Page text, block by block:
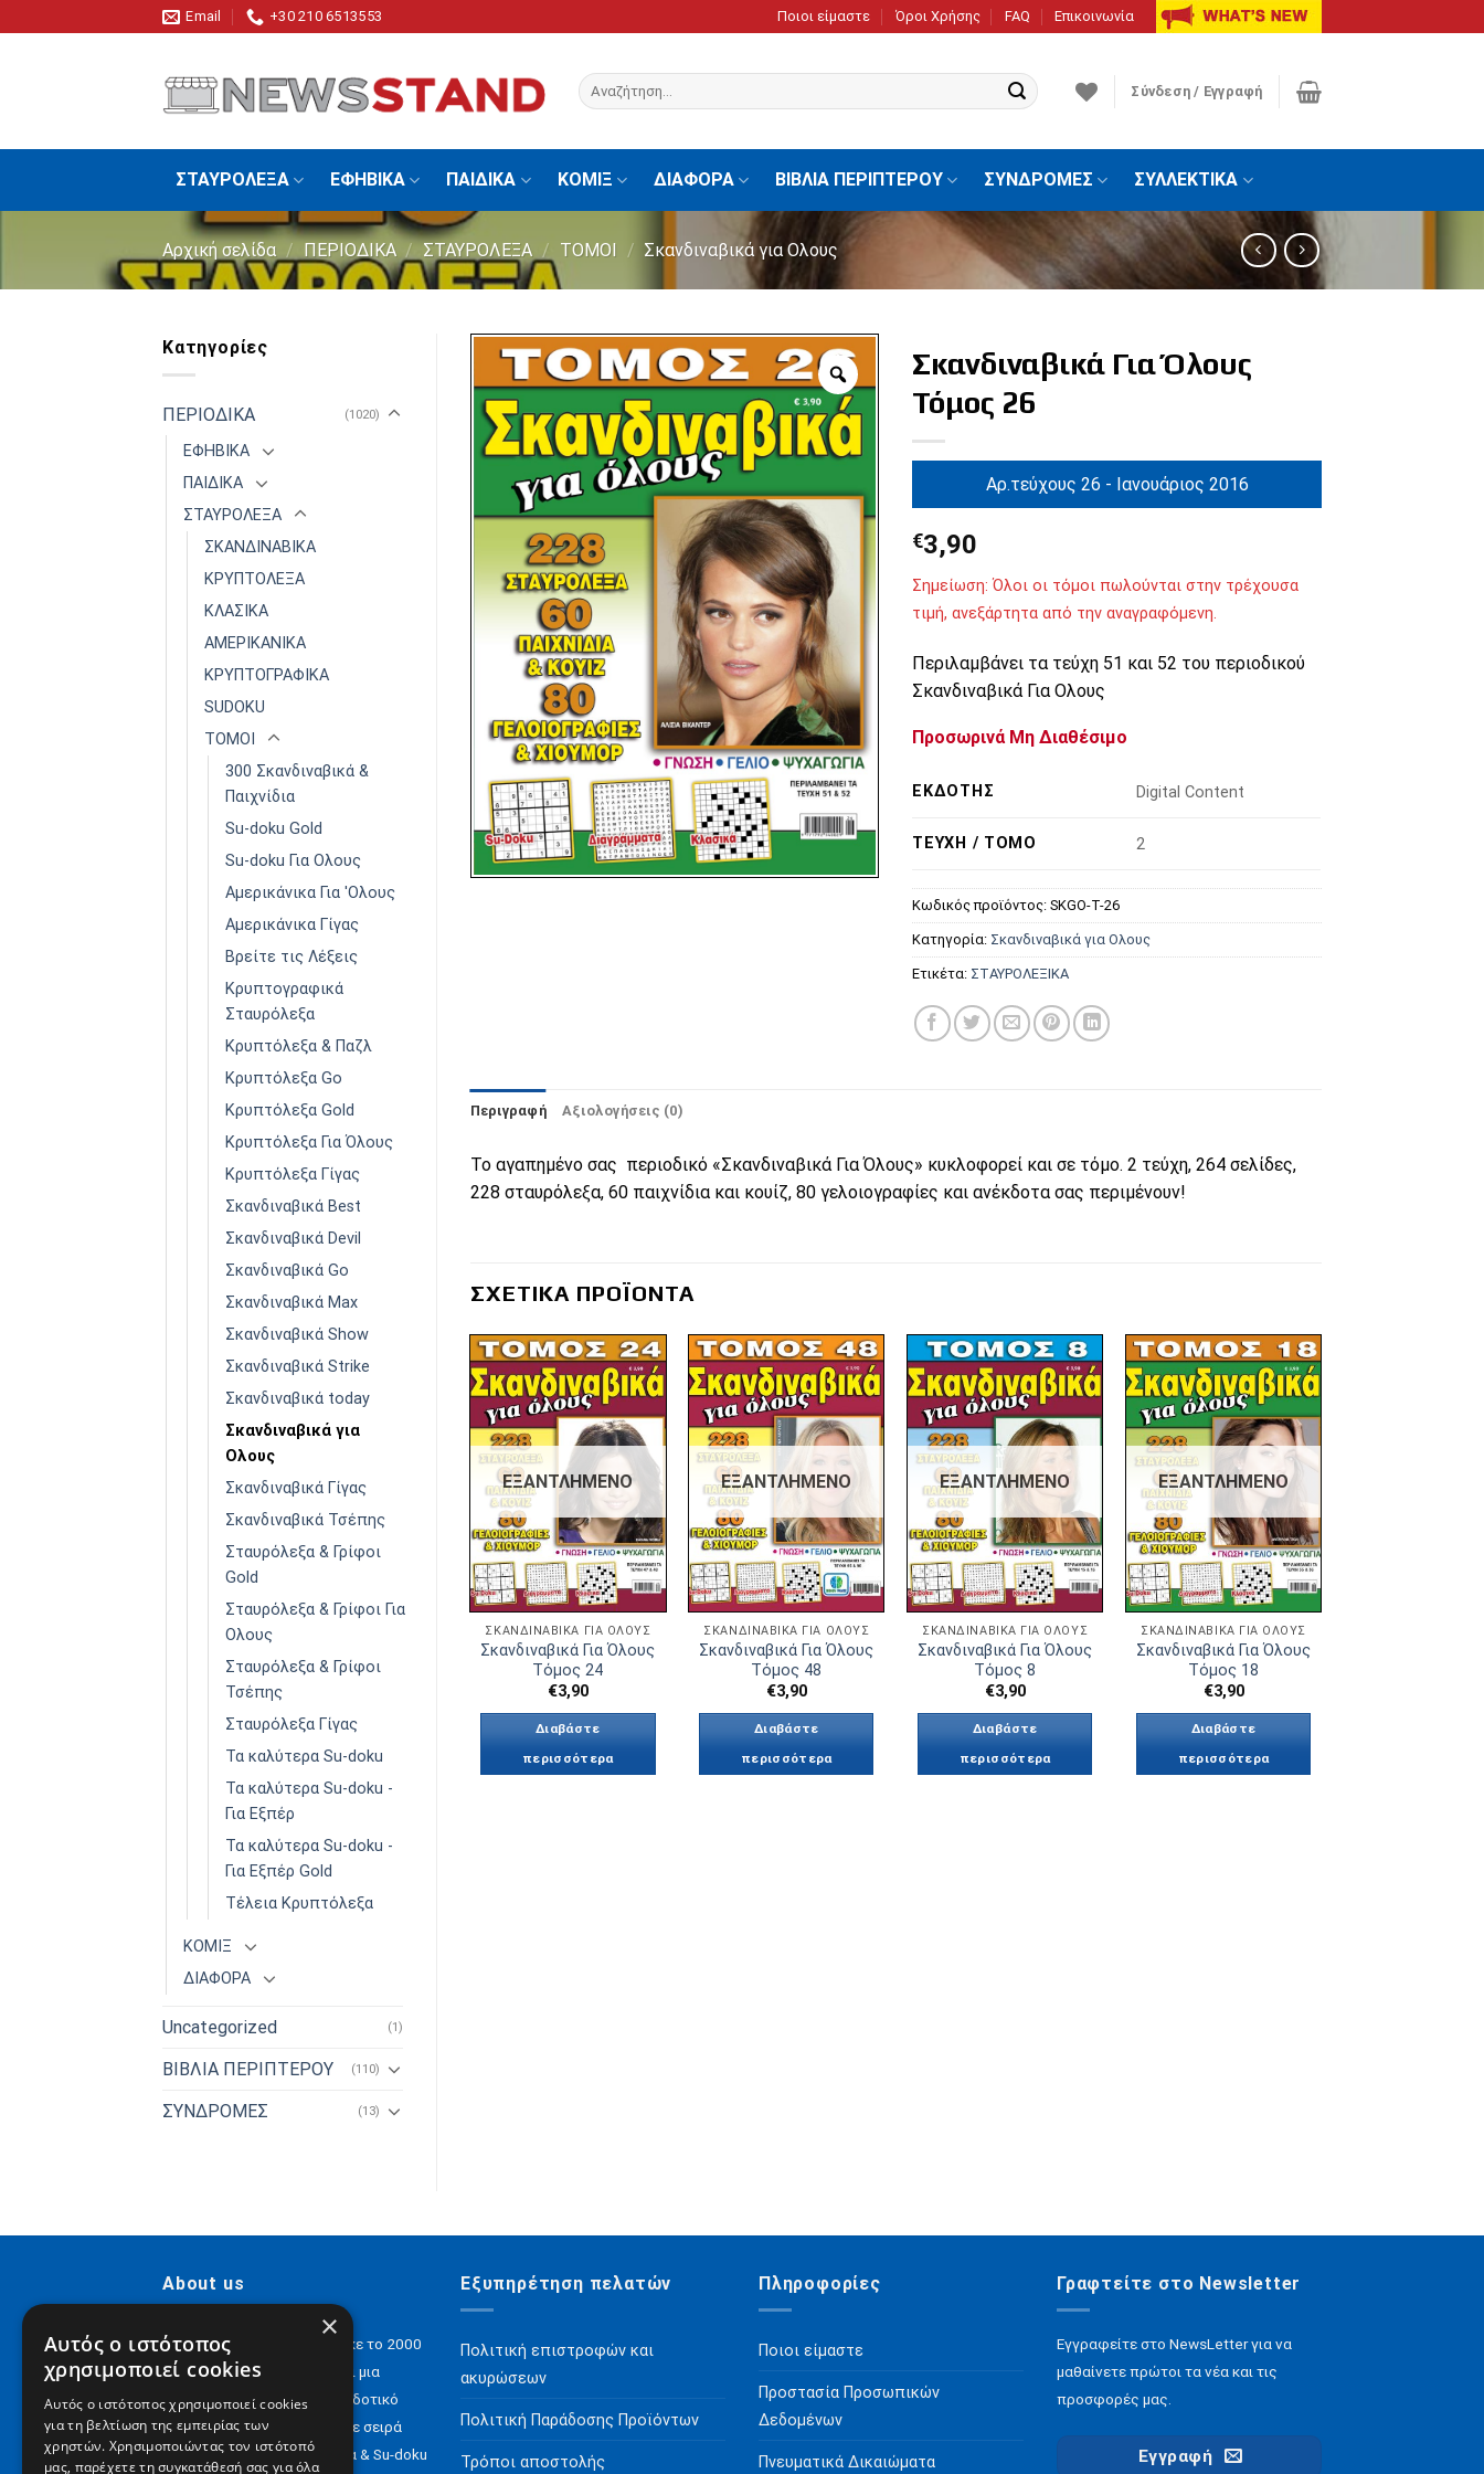
to
Email +30 210 6513553 Ποιοι είμαστε Όροι Χρήσης FAQ Επικοινωνία
Αναζήτηση
για:
Σύνδεση / Εγγραφή
ΣΤΑΥΡΟΛΕΞΑ ΕΦΗΒΙΚΑ ΠΑΙΔΙΚΑ ΚΟΜΙΞ ΔΙΑΦΟΡΑ ΒΙΒΛΙΑ ΠΕΡΙΠΤΕΡΟΥ ΣΥΝΔΡΟΜΕΣ ΣΥΛΛΕΚΤΙΚΑ
Αρχική σελίδα / ΠΕΡΙΟΔΙΚΑ / ΣΤΑΥΡΟΛΕΞΑ / ΤΟΜΟΙ / Σκανδιναβικά για Ολους
Κατηγορίες
ΠΕΡΙΟΔΙΚΑ (1020)
ΕΦΗΒΙΚΑ
ΠΑΙΔΙΚΑ
ΣΤΑΥΡΟΛΕΞΑ
ΣΚΑΝΔΙΝΑΒΙΚΑ
ΚΡΥΠΤΟΛΕΞΑ
ΚΛΑΣΙΚΑ
ΑΜΕΡΙΚΑΝΙΚΑ
ΚΡΥΠΤΟΓΡΑΦΙΚΑ
SUDOKU
ΤΟΜΟΙ
300 Σκανδιναβικά &
Παιχνίδια
Su-doku Gold
Su-doku Για Ολους
Αμερικάνικα Για 'Ολους
Αμερικάνικα Γίγας
Βρείτε τις Λέξεις
Κρυπτογραφικά
Σταυρόλεξα
Κρυπτόλεξα & Παζλ
Κρυπτόλεξα Go
Κρυπτόλεξα Gold
Κρυπτόλεξα Για Όλους
Κρυπτόλεξα Γίγας
Σκανδιναβικά Best
Σκανδιναβικά Devil
Σκανδιναβικά Go
Σκανδιναβικά Max
Σκανδιναβικά Show
Σκανδιναβικά Strike
Σκανδιναβικά today
Σκανδιναβικά για
Ολους
Σκανδιναβικά Γίγας
Σκανδιναβικά Τσέπης
Σταυρόλεξα & Γρίφοι
Gold
Σταυρόλεξα & Γρίφοι Για
Ολους
Σταυρόλεξα & Γρίφοι
Τσέπης
Σταυρόλεξα Γίγας
Τα καλύτερα Su-doku
Τα καλύτερα Su-doku -
Για Εξπέρ
Τα καλύτερα Su-doku -
Για Εξπέρ Gold
Τέλεια Κρυπτόλεξα
ΚΟΜΙΞ
ΔΙΑΦΟΡΑ
Uncategorized (1)
ΒΙΒΛΙΑ ΠΕΡΙΠΤΕΡΟΥ (110)
ΣΥΝΔΡΟΜΕΣ (13)
Σκανδιναβικά Για Όλους
Τόμος 26
Αρ.τεύχους 26 - Ιανουάριος 2016
€3,90
Σημείωση: Όλοι οι τόμοι πωλούνται στην τρέχουσα
τιμή, ανεξάρτητα από την αναγραφόμενη.
Περιλαμβάνει τα τεύχη 51 και 52 του περιοδικού
Σκανδιναβικά Για Ολους
Προσωρινά Μη Διαθέσιμο
ΕΚΔΌΤΗΣ Digital Content
ΤΕΎΧΗ / ΤΌΜΟ 2
Κωδικός προϊόντος:SKGO-T-26
Κατηγορία: Σκανδιναβικά για Ολους
Ετικέτα: ΣΤΑΥΡΟΛΕΞΙΚΑ
Περιγραφή Αξιολογήσεις (0)
Το αγαπημένο σας περιοδικό «Σκανδιναβικά Για Όλους» κυκλοφορεί και σε τόμο. 2 τεύχη, 264 σελίδες,
228 σταυρόλεξα, 60 παιχνίδια και κουίζ, 80 γελοιογραφίες και ανέκδοτα σας περιμένουν!
ΣΧΕΤΙΚΆ ΠΡΟΪΌΝΤΑ
Πρόσθήκη
στην λίστα
επιθυμιών
ΕΞΑΝΤΛΗΜΈΝΟ
ΣΚΑΝΔΙΝΑΒΙΚΆ ΓΙΑ ΟΛΟΥΣ
Σκανδιναβικά Για Όλους
Τόμος 24
€3,90
Διαβάστε
περισσότερα
Πρόσθήκη
στην λίστα
επιθυμιών
ΕΞΑΝΤΛΗΜΈΝΟ
ΣΚΑΝΔΙΝΑΒΙΚΆ ΓΙΑ ΟΛΟΥΣ
Σκανδιναβικά Για Όλους
Τόμος 48
€3,90
Διαβάστε
περισσότερα
Πρόσθήκη
στην λίστα
επιθυμιών
ΕΞΑΝΤΛΗΜΈΝΟ
ΣΚΑΝΔΙΝΑΒΙΚΆ ΓΙΑ ΟΛΟΥΣ
Σκανδιναβικά Για Όλους
Τόμος 8
€3,90
Διαβάστε
περισσότερα
Πρόσθήκη
στην λίστα
επιθυμιών
ΕΞΑΝΤΛΗΜΈΝΟ
ΣΚΑΝΔΙΝΑΒΙΚΆ ΓΙΑ ΟΛΟΥΣ
Σκανδιναβικά Για Όλους
Τόμος 18
€3,90
Διαβάστε
περισσότερα
ΕΞΑΝΤΛΗΜΈΝΟ
ΣΚΑΝΔΙΝΑΒΙΚΆ ΓΙΑ ΟΛΟΥΣ
Τόμος 20
Διαβάστε
περισσότερα
About us
H Digital Content ΑΕ ιδρύθηκε το 2000
και σήμερα έχει να επιδείξει μια
αξιόλογη παρουσία στον εκδοτικό
χώρο με e-books αλλά και με σειρά
περιοδικών για Σταυρόλεξα & Su-doku
Εξυπηρέτηση πελατών
Πολιτική επιστροφών και
ακυρώσεων
Πολιτική Παράδοσης Προϊόντων
Τρόποι αποστολής
Πληροφορίες
Ποιοι είμαστε
Προστασία Προσωπικών
Δεδομένων
Πνευματικά Δικαιώματα
Γραφτείτε στο Newsletter
Εγγραφείτε στο NewsLetter για να
μαθαίνετε πρώτοι τα νέα και τις
προσφορές μας.
Εγγραφή
×
Αυτός ο ιστότοπος
χρησιμοποιεί cookies
Αυτός ο ιστότοπος χρησιμοποιεί cookies
για τη βελτίωση της εμπειρίας των
χρηστών. Χρησιμοποιώντας τον ιστότοπό
μας, παρέχετε τη συγκατάθεσή σας για όλα